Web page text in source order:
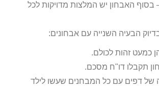
– בסוף האבחון יש המלצות מדויקות לכל
הבעיה השנייה עם אבחונים:
כמעט זהות לכולם.
תקבלו דו"ח מסכם.
של דפים עם כל המבחנים שעשו לילד